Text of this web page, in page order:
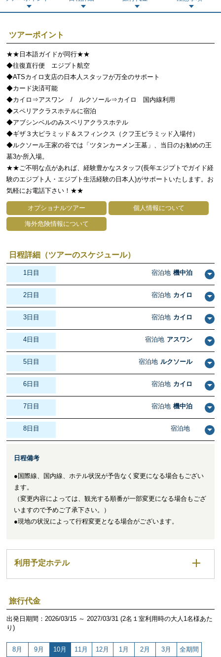
ツアーポイント
★★日本語ガイドが同行★★
◆往復直行便 エジプト航空
◆ATSカイロ支店の日本人スタッフが万全のサポート
◆カード決済可能
◆カイロ⇒アスワン / ルクソール⇒カイロ 国内線利用
◆スペリアクラスホテルに宿泊
◆アブシンベルのみスペリアクラスホテル
◆ギザ３大ピラミッド＆スフィンクス（クフ王ピラミッド入場付）
◆ルクソール王家の谷では「ツタンカーメン王墓」、当日のお勧めの王
墓3か所入場。
★★ご不明な点があれば、経験豊かなスタッフ(長年エジプトでガイド経
験のエジプト人・エジプト生活経験の日本人)がサポートいたします。お
気軽にお電話下さい！★★
オプショナルツアー 個人情報について
海外危険情報について
日程詳細（ツアーのスケジュール）
1日目 宿泊地 機中泊
2日目 宿泊地 カイロ
3日目 宿泊地 カイロ
4日目 宿泊地 アスワン
5日目 宿泊地 ルクソール
6日目 宿泊地 カイロ
7日目 宿泊地 機中泊
8日目 宿泊地
日程備考
●国際線、国内線、ホテル状況が予告なく変更になる場合もござい
ます。
（変更内容によっては、観光する順番が一部変更になる場合もござ
いますので予めご了承下さい。）
●現地の状況によって行程変更となる場合がございます。
利用予定ホテル
旅行代金
出発日期間：2026/03/15 ～ 2027/03/31 (2名１室利用時の大人1名様あた
り)
8月 9月 10月 11月 12月 1月 2月 3月 全期間